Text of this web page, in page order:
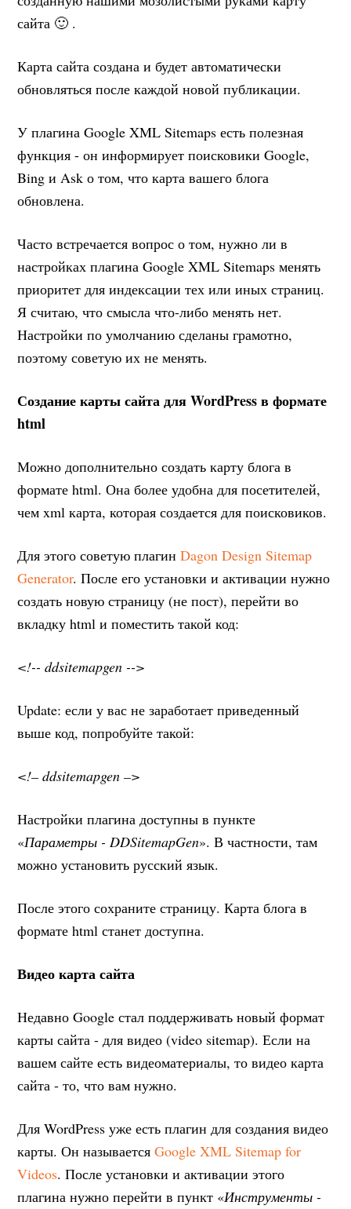
сайта 🙂 .
Карта сайта создана и будет автоматически
обновляться после каждой новой публикации.
У плагина Google XML Sitemaps есть полезная
функция - он информирует поисковики Google,
Bing и Ask о том, что карта вашего блога
обновлена.
Часто встречается вопрос о том, нужно ли в
настройках плагина Google XML Sitemaps менять
приоритет для индексации тех или иных страниц.
Я считаю, что смысла что-либо менять нет.
Настройки по умолчанию сделаны грамотно,
поэтому советую их не менять.
Создание карты сайта для WordPress в формате
html
Можно дополнительно создать карту блога в
формате html. Она более удобна для посетителей,
чем xml карта, которая создается для поисковиков.
Для этого советую плагинDagon Design Sitemap
Generator. После его установки и активации нужно
создать новую страницу (не пост), перейти во
вкладку html и поместить такой код:
<!-- ddsitemapgen -->
Update: если у вас не заработает приведенный
выше код, попробуйте такой:
<!– ddsitemapgen –>
Настройки плагина доступны в пункте
«Параметры - DDSitemapGen». В частности, там
можно установить русский язык.
После этого сохраните страницу. Карта блога в
формате html станет доступна.
Видео карта сайта
Недавно Google стал поддерживать новый формат
карты сайта - для видео (video sitemap). Если на
вашем сайте есть видеоматериалы, то видео карта
сайта - то, что вам нужно.
Для WordPress уже есть плагин для создания видео
карты. Он называетсяGoogle XML Sitemap for
Videos. После установки и активации этого
плагина нужно перейти в пункт «Инструменты -